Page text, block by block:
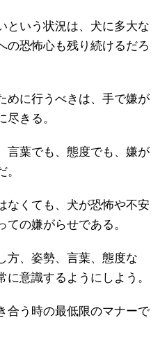
という状況は、犬に多大な
の恐怖心も残り続けるだろ
めに行うべきは、手で嫌が
尽きる。
言葉でも、態度でも、嫌が
なくても、犬が恐怖や不安
の嫌がらせである。
方、姿勢、言葉、態度な
意識するようにしよう。
合う時の最低限のマナーで